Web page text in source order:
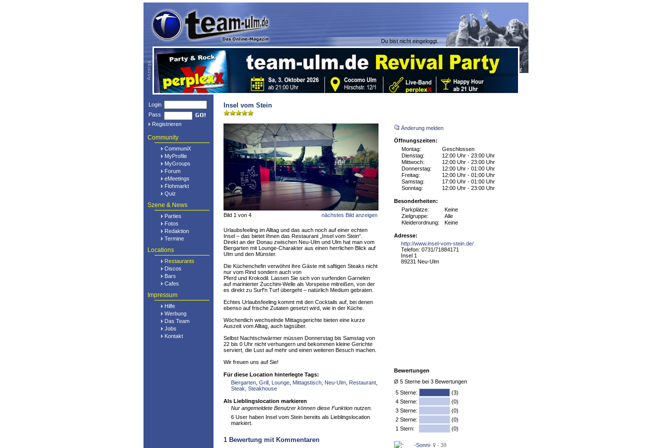
Du bist nicht eingeloggt.
Login
Pass
Registrieren
Community
CommuniX
MyProfile
MyGroups
Forum
eMeetings
Flohmarkt
Quiz
Szene & News
Parties
Fotos
Redaktion
Termine
Locations
Restaurants
Discos
Bars
Cafes
Impressum
Hilfe
Werbung
Das Team
Jobs
Kontakt
Insel vom Stein
Änderung melden
Öffnungszeiten:
Montag:
Geschlossen
Dienstag:
12:00 Uhr - 23:00 Uhr
Mittwoch:
12:00 Uhr - 23:00 Uhr
Donnerstag:
12:00 Uhr - 01:00 Uhr
Freitag:
12:00 Uhr - 01:00 Uhr
Samstag:
17:00 Uhr - 01:00 Uhr
Sonntag:
12:00 Uhr - 23:00 Uhr
Besonderheiten:
Parkplätze:
Keine
Zielgruppe:
Alle
Kleiderordnung: Keine
Adresse:
http://www.insel-vom-stein.de/
Telefon: 0731/71884171
Insel 1
89231 Neu-Ulm
Bewertungen
Ø 5 Sterne bei 3 Bewertungen
5 Sterne:
(3)
4 Sterne:
(0)
3 Sterne:
(0)
2 Sterne:
(0)
1 Stern:
(0)
-Sonni- - 38
Bild 1 von 4 nächstes Bild anzeigen
Urlaubsfeeling im Alltag und das auch noch auf einer echten
Insel – das bietet Ihnen das Restaurant „Insel vom Stein“.
Direkt an der Donau zwischen Neu-Ulm und Ulm hat man vom
Biergarten mit Lounge-Charakter aus einen herrlichen Blick auf
Ulm und den Münster.
Die Küchenchefin verwöhnt ihre Gäste mit saftigen Steaks nicht
nur vom Rind sondern auch von
Pferd und Krokodil. Lassen Sie sich von surfenden Garnelen
auf marinierter Zucchini-Welle als Vorspeise mitreißen, von der
es direkt zu Surf'n Turf übergeht – natürlich Medium gebraten.
Echtes Urlaubsfeeling kommt mit den Cocktails auf, bei denen
ebenso auf frische Zutaten gesetzt wird, wie in der Küche.
Wöchentlich wechselnde Mittagsgerichte bieten eine kurze
Auszeit vom Alltag, auch tagsüber.
Selbst Nachtschwärmer müssen Donnerstag bis Samstag von
22 bis 0 Uhr nicht verhungern und bekommen kleine Gerichte
serviert, die Lust auf mehr und einen weiteren Besuch machen.
Wir freuen uns auf Sie!
Für diese Location hinterlegte Tags:
Biergarten Grill Lounge Mittagstisch Neu-Ulm Restaurant
Steak Steakhouse
Als Lieblingslocation markieren
Nur angemeldete Benutzer können diese Funktion nutzen.
6 User haben Insel vom Stein bereits als Lieblingslocation
markiert.
1 Bewertung mit Kommentaren